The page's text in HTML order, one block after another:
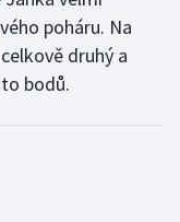
poháru. Na
druhý a
bodů.